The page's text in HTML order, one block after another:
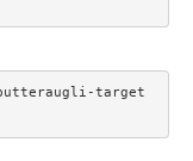
target